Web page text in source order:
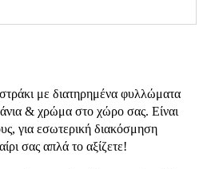
με διατηρημένα φυλλώματα
& χρώμα στο χώρο σας. Είναι
για εσωτερική διακόσμηση
σας απλά το αξίζετε!